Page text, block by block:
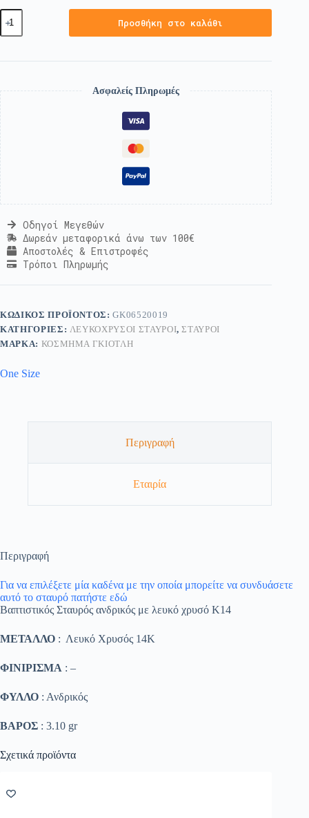
Προσθήκη στο καλάθι
Ασφαλείς Πληρωμές
Οδηγοί Μεγεθών
Δωρεάν μεταφορικά άνω των 100€
Αποστολές & Επιστροφές
Τρόποι Πληρωμής
ΚΩΔΙΚΌΣ ΠΡΟΪΌΝΤΟΣ:GK06520019
ΚΑΤΗΓΟΡΊΕΣ: ΛΕΥΚΌΧΡΥΣΟΙ ΣΤΑΥΡΟΊ,ΣΤΑΥΡΟΊ
ΜΆΡΚΑ: ΚΟΣΜΗΜΑ ΓΚΙΟΤΛΗ
One Size
Περιγραφή
Εταιρία
Περιγραφή
Για να επιλέξετε μία καδένα με την οποία μπορείτε να συνδυάσετε
αυτό το σταυρό πατήστε εδώ
Βαπτιστικός Σταυρός ανδρικός με λευκό χρυσό K14
ΜΕΤΑΛΛΟ : Λευκό Χρυσός 14K
ΦΙΝΙΡΙΣΜΑ : –
ΦΥΛΛΟ : Ανδρικός
ΒΑΡΟΣ : 3.10 gr
Σχετικά προϊόντα